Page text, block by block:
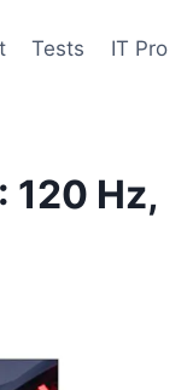
Tests IT Pro
120 Hz,